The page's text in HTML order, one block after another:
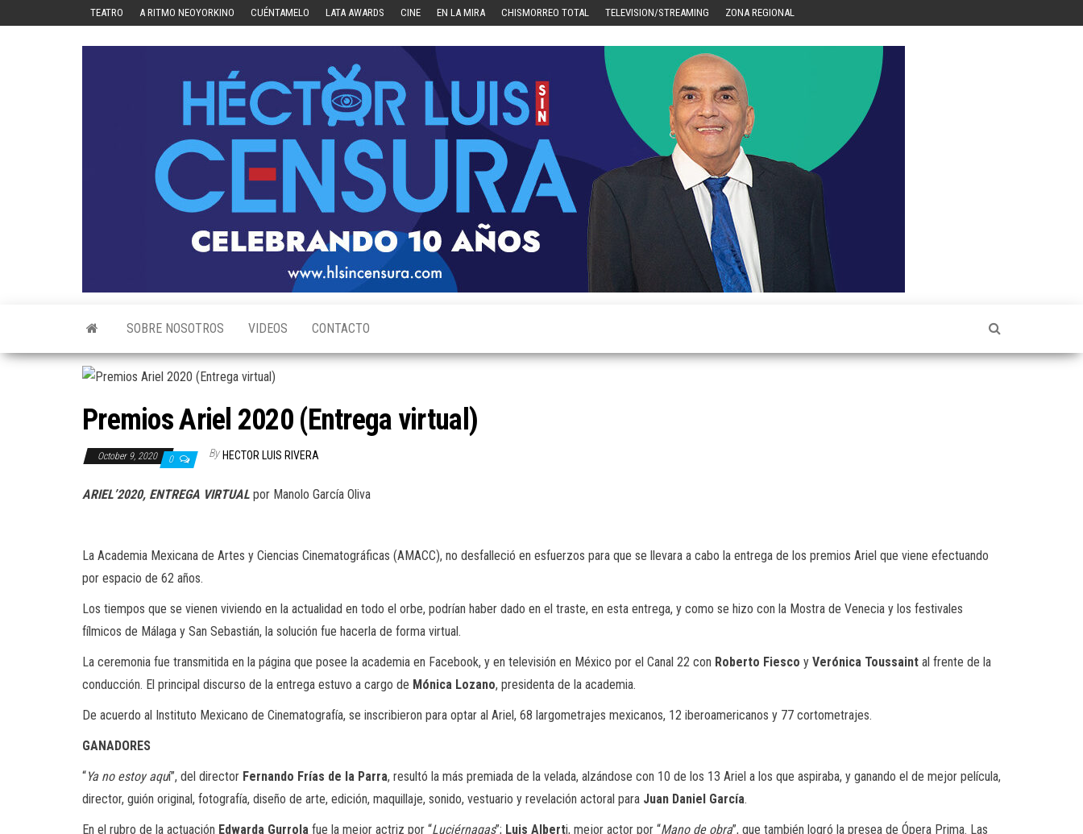
TEATRO A RITMO NEOYORKINO CUÉNTAMELO LATA AWARDS CINE EN LA MIRA CHISMORREO TOTAL TELEVISION/STREAMING ZONA REGIONAL
SOBRE NOSOTROS VIDEOS CONTACTO
Premios Ariel 2020 (Entrega virtual)
October 9, 2020 0 By HECTOR LUIS RIVERA
ARIEL’2020, ENTREGA VIRTUAL por Manolo García Oliva
La Academia Mexicana de Artes y Ciencias Cinematográficas (AMACC), no desfalleció en esfuerzos para que se llevara a cabo la entrega de los premios Ariel que viene efectuando
por espacio de 62 años.
Los tiempos que se vienen viviendo en la actualidad en todo el orbe, podrían haber dado en el traste, en esta entrega, y como se hizo con la Mostra de Venecia y los festivales
fílmicos de Málaga y San Sebastián, la solución fue hacerla de forma virtual.
La ceremonia fue transmitida en la página que posee la academia en Facebook, y en televisión en México por el Canal 22 con Roberto Fiesco y Verónica Toussaint al frente de la
conducción. El principal discurso de la entrega estuvo a cargo de Mónica Lozano, presidenta de la academia.
De acuerdo al Instituto Mexicano de Cinematografía, se inscribieron para optar al Ariel, 68 largometrajes mexicanos, 12 iberoamericanos y 77 cortometrajes.
GANADORES
“Ya no estoy aquí”, del director Fernando Frías de la Parra, resultó la más premiada de la velada, alzándose con 10 de los 13 Ariel a los que aspiraba, y ganando el de mejor película,
director, guión original, fotografía, diseño de arte, edición, maquillaje, sonido, vestuario y revelación actoral para Juan Daniel García.
En el rubro de la actuación Edwarda Gurrola fue la mejor actriz por “Luciérnagas”; Luis Alberti, mejor actor por “Mano de obra”, que también logró la presea de Ópera Prima. Las